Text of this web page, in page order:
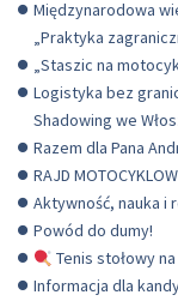
Międzynarodowa
„Praktyka
„Staszic na
Logistyka bez
Shadowing we
Razem dla Pana
RAJD
Aktywność, nauka i
Powód do dumy!
Tenis stołowy
Informacja dla